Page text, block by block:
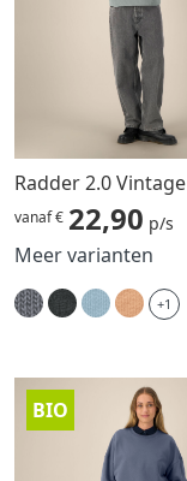
Radder 2.0 Vintage
vanaf € 22,90 p/s
Meer varianten
+1
BIO